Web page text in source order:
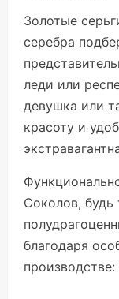
Золотые
серебра
леди или
девушка или
красоту и
Соколов, будь
благодаря
производстве: